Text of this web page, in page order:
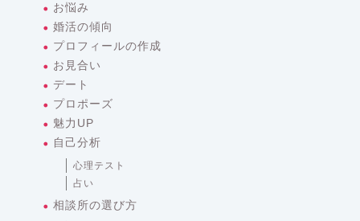
お悩み
婚活の傾向
プロフィールの作成
お見合い
デート
プロポーズ
魅力UP
自己分析
心理テスト
占い
相談所の選び方